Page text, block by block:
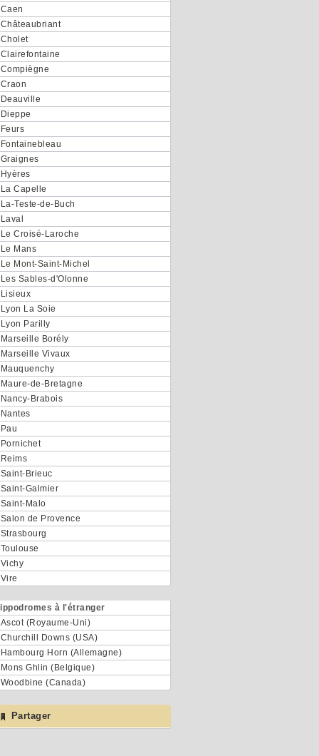
Caen
Châteaubriant
Cholet
Clairefontaine
Compiègne
Craon
Deauville
Dieppe
Feurs
Fontainebleau
Graignes
Hyères
La Capelle
La-Teste-de-Buch
Laval
Le Croisé-Laroche
Le Mans
Le Mont-Saint-Michel
Les Sables-d'Olonne
Lisieux
Lyon La Soie
Lyon Parilly
Marseille Borély
Marseille Vivaux
Mauquenchy
Maure-de-Bretagne
Nancy-Brabois
Nantes
Pau
Pornichet
Reims
Saint-Brieuc
Saint-Galmier
Saint-Malo
Salon de Provence
Strasbourg
Toulouse
Vichy
Vire
à l'étranger
Ascot (Royaume-Uni)
Churchill Downs (USA)
Hambourg Horn (Allemagne)
Mons Ghlin (Belgique)
Woodbine (Canada)
Partager